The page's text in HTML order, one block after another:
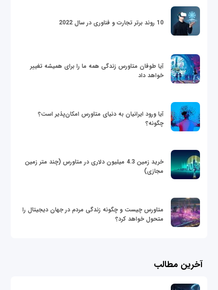
10 روند برتر تجارت و فناوری در سال 2022
آیا طوفان متاورس زندگی همه ما را برای همیشه تغییر
خواهد داد
آیا ورود ایرانیان به دنیای متاورس امکان‌پذیر است؟
چگونه؟
خرید زمین 4.3 میلیون دلاری در متاورس (چند متر زمین
مجازی)
متاورس چیست و چگونه زندگی مردم در جهان دیجیتال را
متحول خواهد کرد؟
آخرین مطالب